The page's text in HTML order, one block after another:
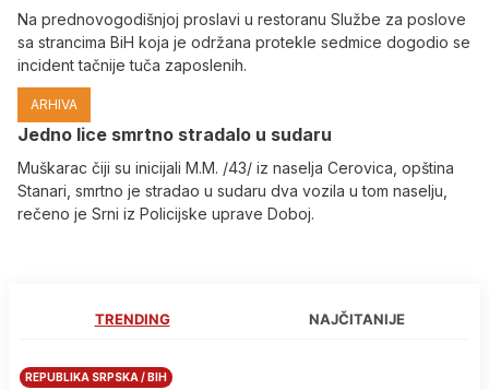
Na prednovogodišnjoj proslavi u restoranu Službe za poslove
sa strancima BiH koja je održana protekle sedmice dogodio se
incident tačnije tuča zaposlenih.
ARHIVA
Јedno lice smrtno stradalo u sudaru
Muškarac čiji su inicijali M.M. /43/ iz naselja Cerovica, opština
Stanari, smrtno je stradao u sudaru dva vozila u tom naselju,
rečeno je Srni iz Policijske uprave Doboj.
TRENDING NAJČITANIJE
REPUBLIKA SRPSKA / BIH